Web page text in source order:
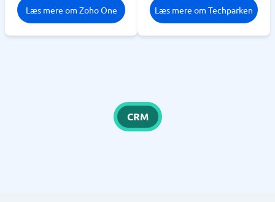
Læs mere om Zoho One Læs mere om Techparken
CRM